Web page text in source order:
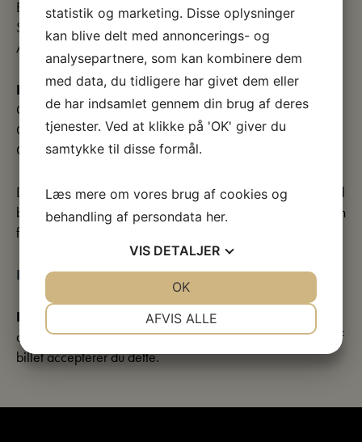
Børn u. 18 år: 20 kr.
Studerende: 90 kr.
Årskort indehaver: 20 kr.
Planlagte Slow Looking aftner i 2026:
Onsdag d. 15. april kl. 19
Onsdag d. 19. august kl. 19
Onsdag d. 16. december kl. 19
Da arrangementet afholdes uden for normal åbningstid, skal
billetter købes på forhånd. Billetter kan købes frem til dagen
før kl. 12.
Køb billet her
NB:
Der vil muligvis blive taget billeder og video under
arrangementet, hvor du kan risikere at optræde. Ved køb af
billet accepterer du dette.
statistik og marketing. Disse oplysninger
kan blive delt med annoncerings- og
analysepartnere, som kan kombinere dem
med data, du tidligere har givet dem eller
de har indsamlet gennem din brug af deres
tjenester. Ved at klikke på 'OK' giver du
samtykke til disse formål.
Læs mere om vores brug af cookies og
behandling af persondata her.
VIS DETALJER
AFVIS ALLE
OK